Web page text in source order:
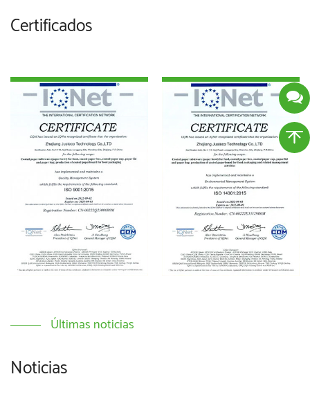
Certificados
Últimas noticias
Noticias